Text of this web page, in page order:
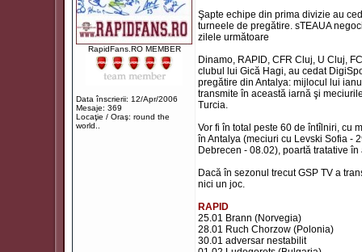
RapidFans.RO MEMBER
Data înscrierii: 12/Apr/2006
Mesaje: 369
Locaţie / Oraş: round the
world..
Şapte echipe din prima divizie au
turneele de pregătire. sTEAUA
zilele următoare
Dinamo, RAPID, CFR Cluj, U Cluj,
clubul lui Gică Hagi, au cedat
pregătire din Antalya: mijlocul lui
transmite în această iarnă şi
Turcia.
Vor fi în total peste 60 de întîlniri, cu
în Antalya (meciuri cu Levski Sofia -
Debrecen - 08.02), poartă tratative
Dacă în sezonul trecut GSP TV a
nici un joc.
RAPID
25.01 Brann (Norvegia)
28.01 Ruch Chorzow (Polonia)
30.01 adversar nestabilit